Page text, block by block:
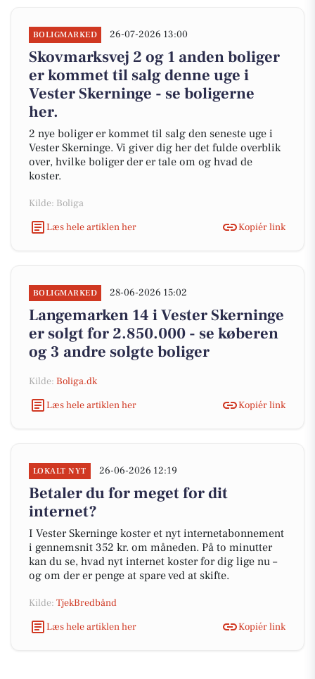
BOLIGMARKED 26-07-2026 13:00
Skovmarksvej 2 og 1 anden boliger
er kommet til salg denne uge i
Vester Skerninge - se boligerne
her.
2 nye boliger er kommet til salg den seneste uge i
Vester Skerninge. Vi giver dig her det fulde overblik
over, hvilke boliger der er tale om og hvad de
koster.
Kilde: Boliga
Læs hele artiklen her
Kopiér link
BOLIGMARKED 28-06-2026 15:02
Langemarken 14 i Vester Skerninge
er solgt for 2.850.000 - se køberen
og 3 andre solgte boliger
Kilde: Boliga.dk
Læs hele artiklen her
Kopiér link
LOKALT NYT 26-06-2026 12:19
Betaler du for meget for dit
internet?
I Vester Skerninge koster et nyt internetabonnement
i gennemsnit 352 kr. om måneden. På to minutter
kan du se, hvad nyt internet koster for dig lige nu –
og om der er penge at spare ved at skifte.
Kilde: TjekBredbånd
Læs hele artiklen her
Kopiér link